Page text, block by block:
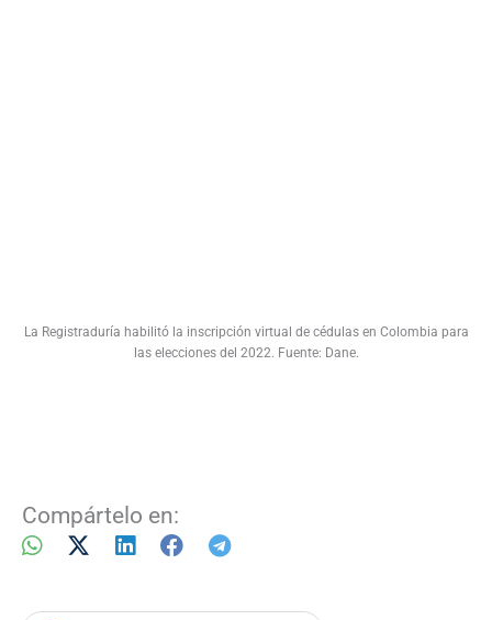
La Registraduría habilitó la inscripción virtual de cédulas en Colombia para
las elecciones del 2022. Fuente: Dane.
Compártelo en: